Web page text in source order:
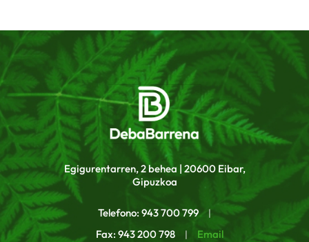
Egigurentarren, 2 behea | 20600 Eibar,
Gipuzkoa
Telefono: 943 700 799 |
Fax: 943 200 798 | Email